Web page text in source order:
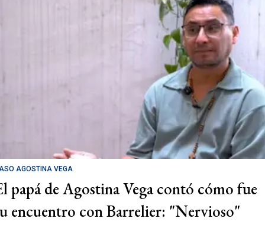
AGOSTINA VEGA
papá de Agostina Vega contó cómo fue
encuentro con Barrelier: "Nervioso"